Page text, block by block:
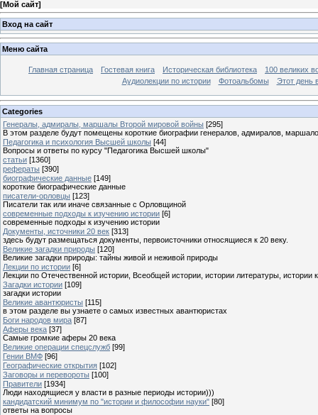
[Мой сайт]
Вход на сайт
Меню сайта
Главная страница Гостевая книга Историческая библиотека
100 великих
Аудиолекции по истории
Фотоальбомы Этот день
Categories
Генералы, адмиралы, маршалы Второй мировой войны [295]
В этом разделе будут помещены короткие биографии генералов, адмиралов,
Педагогика и психология Высшей школы [44]
Вопросы и ответы по курсу "Педагогика Высшей школы"
статьи [1360]
рефераты [390]
биографические данные [149]
короткие биографические данные
писатели-орловцы [123]
Писатели так или иначе связанные с Орловщиной
современные подходы к изучению истории [6]
современные подходы к изучению истории
Документы, источники 20 век [313]
здесь будут размещаться документы, первоисточники относящиеся к 20 веку.
Великие загадки природы [120]
Великие загадки природы: тайны живой и неживой природы
Лекции по истории [6]
Лекции по Отечественной истории, Всеобщей истории, истории литературы, истории
Загадки истории [109]
загадки истории
Великие авантюристы [115]
в этом разделе вы узнаете о самых известных авантюристах
Боги народов мира [87]
Аферы века [37]
Самые громкие аферы 20 века
Великие операции спецслужб [99]
Гении ВМФ [96]
Географические открытия [102]
Заговоры и перевороты [100]
Правители [1934]
Люди находящиеся у власти в разные периоды истории)))
кандидатский минимум по "истории и философии науки" [80]
ответы на вопросы